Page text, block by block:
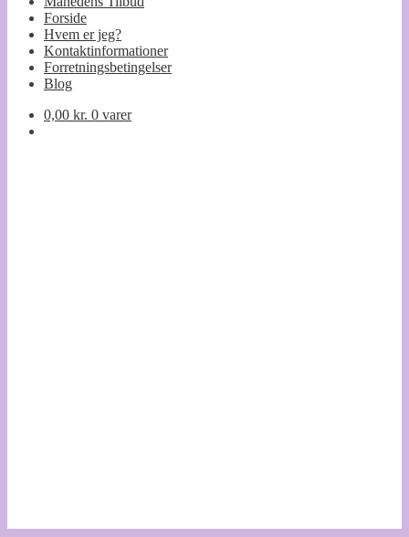
Forside
Hvem er jeg?
Kontaktinformationer
Forretningsbetingelser
Blog
0,00 kr. 0 varer